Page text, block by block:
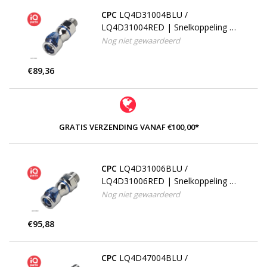
CPC LQ4D31004BLU /
LQ4D31004RED | Snelkoppeling |
Verchroomd messing | 1/4" G
Nog niet gewaardeerd
€89,36
GRATIS VERZENDING VANAF €100,00*
CPC LQ4D31006BLU /
LQ4D31006RED | Snelkoppeling |
Verchroomd messing | 3/8" G
Nog niet gewaardeerd
€95,88
CPC LQ4D47004BLU /